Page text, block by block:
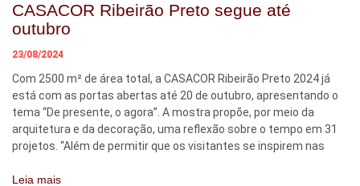
CASACOR Ribeirão Preto segue até
outubro
23/08/2024
Com 2500 m² de área total, a CASACOR Ribeirão Preto 2024 já
está com as portas abertas até 20 de outubro, apresentando o
tema “De presente, o agora”. A mostra propõe, por meio da
arquitetura e da decoração, uma reflexão sobre o tempo em 31
projetos. “Além de permitir que os visitantes se inspirem nas
Leia mais